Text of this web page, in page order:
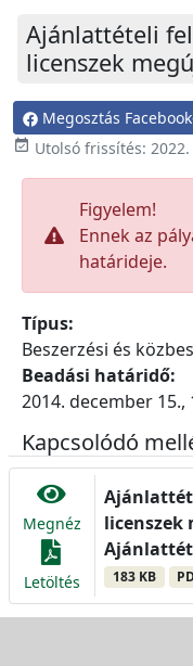
Ajánlattételi
licenszek
Megosztás
 Utolsó frissítés:
Figyelem!
Ennek az
határideje.
Típus:
Beszerzési és
Beadási határidő:
2014. december 15.,
Kapcsolódó
Megnéz
Letöltés
licenszek
183 KB